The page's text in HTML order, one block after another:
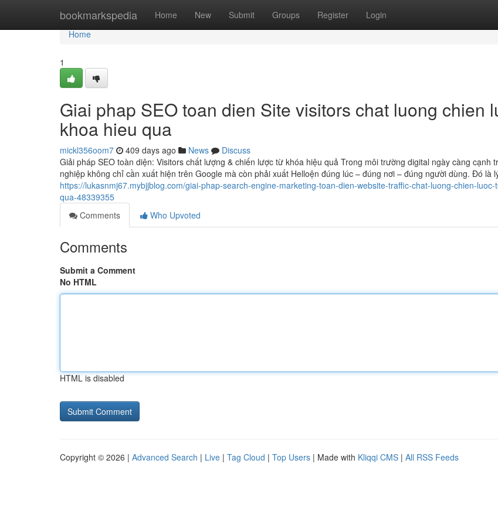
bookmarkspedia Home New Submit Groups Register Login
Home
Home
1
Giai phap SEO toan dien Site visitors chat luong chien
khoa hieu qua
mickl356oom7 409 days ago News
Discuss
Giải pháp SEO toàn diện: Visitors chất lượng & chiến lược từ khóa hiệu quả Trong môi trường digital ngày càng cạnh
nghiệp không chỉ cần xuất hiện trên Google mà còn phải xuất Helloện đúng lúc – đúng nơi – đúng người dùng. Đó là
https://lukasnmj67.mybjjblog.com/giai-phap-search-engine-marketing-toan-dien-website-traffic-chat-luong-chien-luoc-
qua-48339355
Comments
Who Upvoted
Comments
Submit a Comment
No HTML
HTML is disabled
Copyright © 2026 | Advanced Search | Live | Tag Cloud | Top Users | Made with Kliqqi CMS | All RSS Feeds